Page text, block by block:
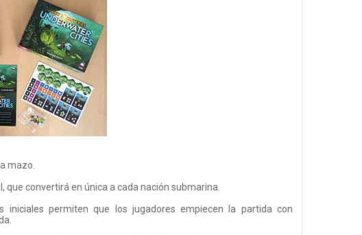
mazo.
convertirá en única a cada nación submarina.
permiten que los jugadores empiecen la partida con